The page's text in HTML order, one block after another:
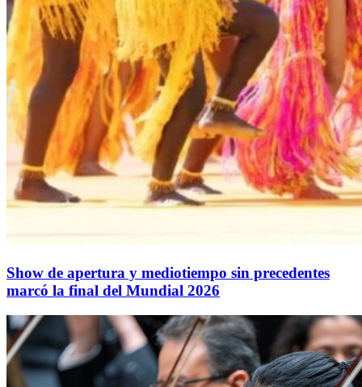
Show de apertura y mediotiempo sin precedentes
marcó la final del Mundial 2026